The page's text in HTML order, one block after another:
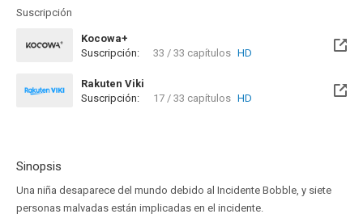
Suscripción
Kocowa+
Suscripción:
33 / 33 capítulos HD
Rakuten Viki
Suscripción:
17 / 33 capítulos HD
Sinopsis
Una niña desaparece del mundo debido al Incidente Bobble, y siete
personas malvadas están implicadas en el incidente.